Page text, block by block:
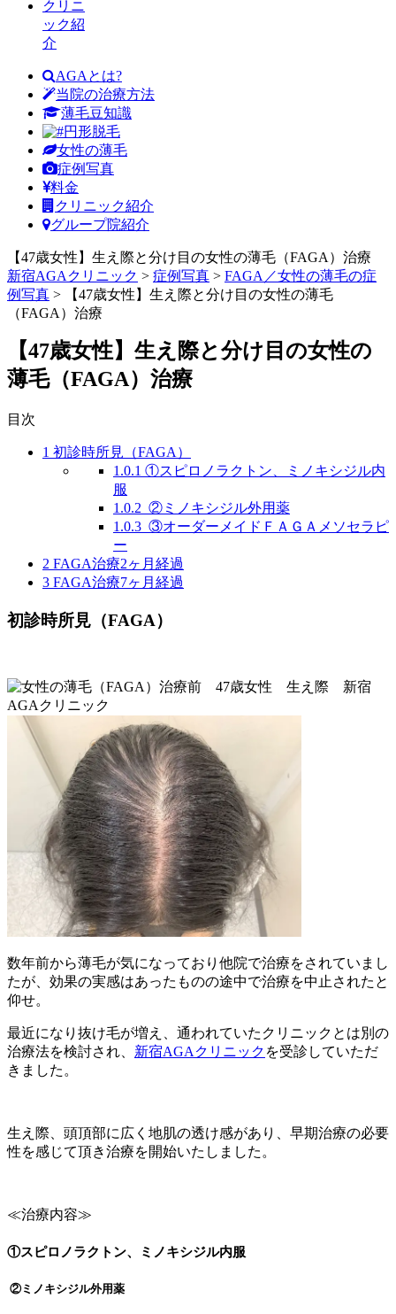
クリニ
ック紹
介
AGAとは?
当院の治療方法
薄毛豆知識
円形脱毛
女性の薄毛
症例写真
料金
クリニック紹介
グループ院紹介
【47歳女性】生え際と分け目の女性の薄毛（FAGA）治療
新宿AGAクリニック > 症例写真 > FAGA／女性の薄毛の症
例写真 >
【47歳女性】生え際と分け目の女性の薄毛
（FAGA）治療
【47歳女性】生え際と分け目の女性の
薄毛（FAGA）治療
目次
1 初診時所見（FAGA）
1.0.1 ①スピロノラクトン、ミノキシジル内
服
1.0.2 ②ミノキシジル外用薬
1.0.3 ③オーダーメイドＦＡＧＡメソセラピ
ー
2 FAGA治療2ヶ月経過
3 FAGA治療7ヶ月経過
初診時所見（FAGA）
数年前から薄毛が気になっており他院で治療をされていまし
たが、効果の実感はあったものの途中で治療を中止されたと
仰せ。
最近になり抜け毛が増え、通われていたクリニックとは別の
治療法を検討され、 新宿AGAクリニック を受診していただ
きました。
生え際、頭頂部に広く地肌の透け感があり、早期治療の必要
性を感じて頂き治療を開始いたしました。
≪治療内容≫
①スピロノラクトン、ミノキシジル内服
②ミノキシジル外用薬